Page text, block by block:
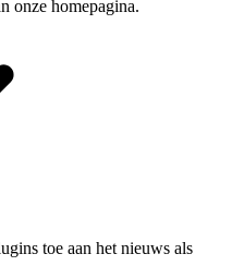
onze homepagina.
toe aan het nieuws als